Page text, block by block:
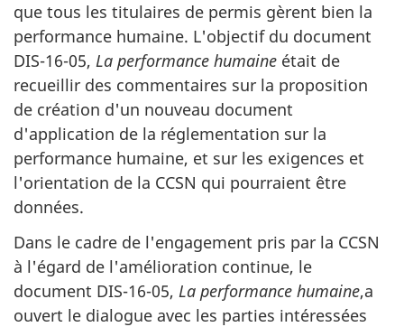
que tous les titulaires de permis gèrent bien la
performance humaine. L'objectif du document
DIS-16-05, La performance humaine était de
recueillir des commentaires sur la proposition
de création d'un nouveau document
d'application de la réglementation sur la
performance humaine, et sur les exigences et
l'orientation de la CCSN qui pourraient être
données.
Dans le cadre de l'engagement pris par la CCSN
à l'égard de l'amélioration continue, le
document DIS-16-05, La performance humaine,a
ouvert le dialogue avec les parties intéressées